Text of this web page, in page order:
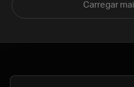
Carregar